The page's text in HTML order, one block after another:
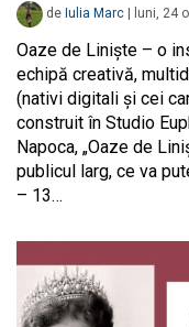
de Iulia Marc luni, 24
Oaze de Liniște – o
echipă creativă,
(nativi digitali și cei
construit în Studio
Napoca, „Oaze de
publicul larg, ce va
– 13…